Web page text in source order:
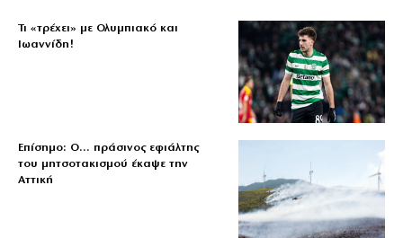
Τι «τρέχει» με Ολυμπιακό και
Ιωαννίδη!
Επίσημο: Ο… πράσινος εφιάλτης
του μητσοτακισμού έκαψε την
Αττική